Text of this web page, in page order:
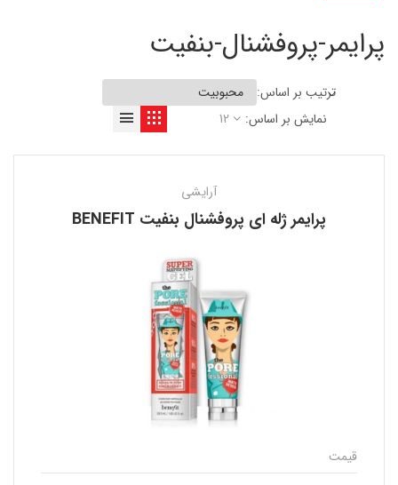
پرایمر-پروفشنال-بنفیت
ترتیب بر اساس:
نمایش بر اساس:
12
آرایشی
پرایمر ژله ای پروفشنال بنفیت BENEFIT
قیمت